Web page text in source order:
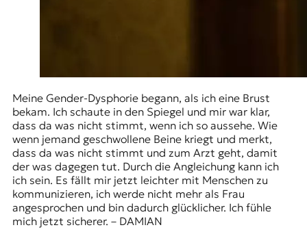
Meine Gender-Dysphorie begann, als ich eine Brust
bekam. Ich schaute in den Spiegel und mir war klar,
dass da was nicht stimmt, wenn ich so aussehe. Wie
wenn jemand geschwollene Beine kriegt und merkt,
dass da was nicht stimmt und zum Arzt geht, damit
der was dagegen tut. Durch die Angleichung kann ich
ich sein. Es fällt mir jetzt leichter mit Menschen zu
kommunizieren, ich werde nicht mehr als Frau
angesprochen und bin dadurch glücklicher. Ich fühle
mich jetzt sicherer. – DAMIAN